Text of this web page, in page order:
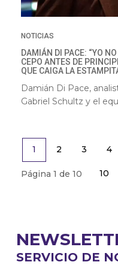
NOTICIAS
DAMIÁN DI PACE: “YO
CEPO ANTES DE
QUE CAIGA LA
Damián Di Pace,
Gabriel Schultz y el
1 2 3 4
10
Página 1 de 10
SERVICIO DE